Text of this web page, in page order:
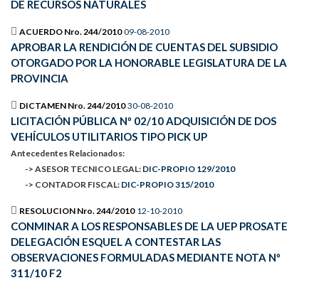
DE RECURSOS NATURALES
ACUERDO Nro. 244/2010 09-08-2010
APROBAR LA RENDICIÓN DE CUENTAS DEL SUBSIDIO
OTORGADO POR LA HONORABLE LEGISLATURA DE LA
PROVINCIA
DICTAMEN Nro. 244/2010 30-08-2010
LICITACIÓN PÚBLICA Nº 02/10 ADQUISICIÓN DE DOS
VEHÍCULOS UTILITARIOS TIPO PICK UP
Antecedentes Relacionados:
-> ASESOR TECNICO LEGAL: DIC-PROPIO 129/2010
-> CONTADOR FISCAL: DIC-PROPIO 315/2010
RESOLUCION Nro. 244/2010 12-10-2010
CONMINAR A LOS RESPONSABLES DE LA UEP PROSATE
DELEGACIÓN ESQUEL A CONTESTAR LAS
OBSERVACIONES FORMULADAS MEDIANTE NOTA Nº
311/10 F2